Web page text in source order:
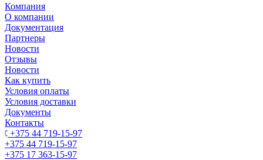
Компания
О компании
Документация
Партнеры
Новости
Отзывы
Новости
Как купить
Условия оплаты
Условия доставки
Документы
Контакты
+375 44 719-15-97
+375 44 719-15-97
+375 17 363-15-97